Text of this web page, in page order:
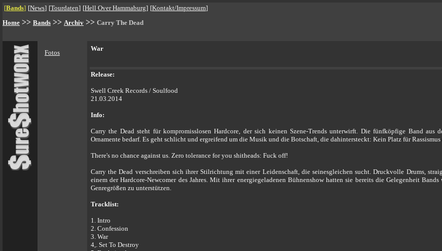
[Bands] [News] [Tourdaten] [Hell Over Hammaburg] [Kontakt/Impressum]
Home >> Bands >> Archiv >> Carry The Dead
Fotos
War
Release:
Swell Creek Records / Soulfood
21.03.2014
Info:
Carry the Dead steht für kompromisslosen Hardcore, der sich keinen Szene-Trends unterwirft. Die fünfköpfige Band aus
Ornamente bedarf. Es geht schlicht und ergreifend um die Musik und die Botschaft, die dahintersteckt: Kein Platz für
There's no chance against us. Zero tolerance for you shitheads: Fuck off!
Carry the Dead verschreiben sich ihrer Stilrichtung mit einer Leidenschaft, die seinesgleichen sucht. Druckvolle Drums,
einem der Hardcore-Newcomer des Jahres. Mit ihrer energiegeladenen Bühnenshow hatten sie bereits die Gelegenheit
Genregrößen zu unterstützen.
Tracklist:
1. Intro
2. Confession
3. War
4,. Set To Destroy